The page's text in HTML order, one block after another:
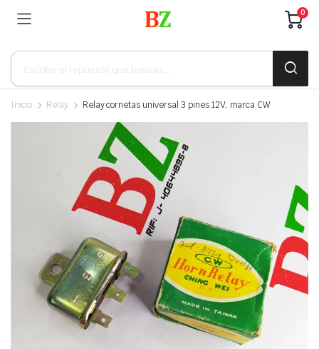
0
Búsqueda
productos
Inicio Relay Relay cornetas universal 3 pines 12V, marca CW